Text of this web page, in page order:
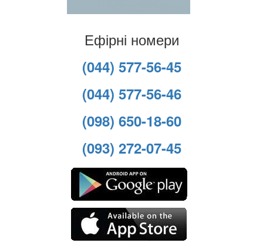
Ефірні номери
(044) 577-56-45
(044) 577-56-46
(098) 650-18-60
(093) 272-07-45